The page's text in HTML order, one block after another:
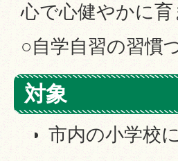
心で心健やかに
○自学自習の習慣
対象
市内の小学校